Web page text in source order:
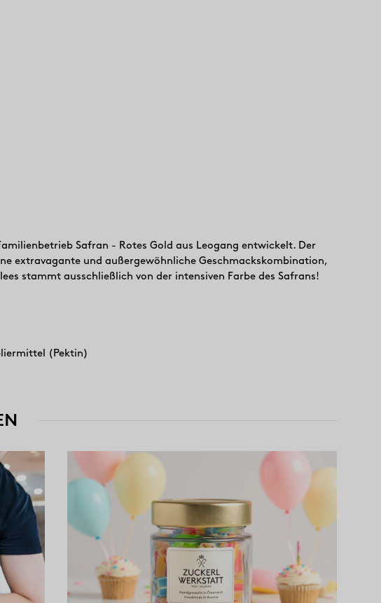
Safran - Rotes Gold aus Leogang entwickelt. Der
extravagante und außergewöhnliche Geschmackskombination,
stammt ausschließlich von der intensiven Farbe des Safrans!
(Pektin)